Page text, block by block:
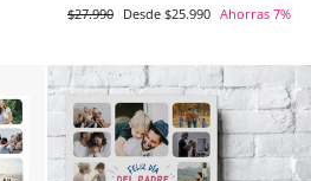
Precio
$27.990 Precio
Desde $25.990 Ahorras 7%